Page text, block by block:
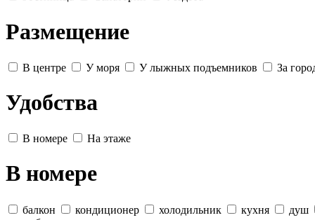
Размещение
В центре У моря У лыжных подъемников За
Удобства
В номере На этаже
В номере
балкон кондиционер холодильник кухня
душ